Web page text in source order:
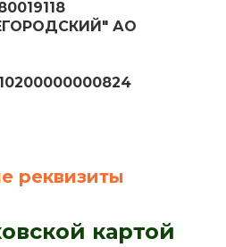
АО
реквизиты
картой